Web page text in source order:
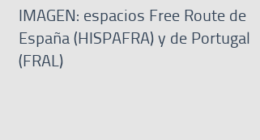
IMAGEN: espacios Free Route de
España (HISPAFRA) y de Portugal
(FRAL)